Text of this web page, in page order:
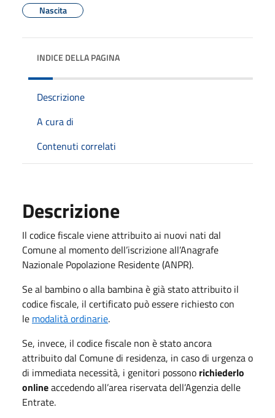
Nascita
INDICE DELLA PAGINA
Descrizione
A cura di
Contenuti correlati
Descrizione
Il codice fiscale viene attribuito ai nuovi nati dal
Comune al momento dell’iscrizione all’Anagrafe
Nazionale Popolazione Residente (ANPR).
Se al bambino o alla bambina è già stato attribuito il
codice fiscale, il certificato può essere richiesto con
le modalità ordinarie.
Se, invece, il codice fiscale non è stato ancora
attribuito dal Comune di residenza, in caso di urgenza o
di immediata necessità, i genitori possono richiederlo
onlineaccedendo all’area riservata dell’Agenzia delle
Entrate.